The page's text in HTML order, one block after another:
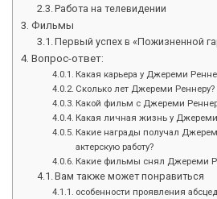
Работа на телевидении
Фильмы
Первый успех в «Пожизненной
Вопрос-ответ:
Какая карьера у Джереми
Сколько лет Джереми Реннеру?
Какой фильм с Джереми
Какая личная жизнь у
Какие награды получал
актерскую работу?
Какие фильмы снял Джереми
Вам также может понравиться
особенности проявления